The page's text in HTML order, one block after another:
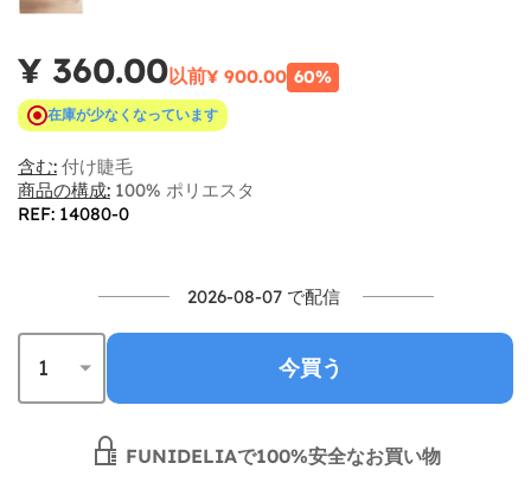
¥ 360.00以前¥ 900.00 60%
在庫が少なくなっています
含む: 付け睫毛
商品の構成: 100% ポリエスタ
REF: 14080-0
2026-08-07 で配信
今買う
FUNIDELIAで100%安全なお買い物